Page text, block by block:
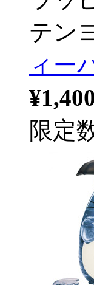
テン
ィー
¥1,400
限定